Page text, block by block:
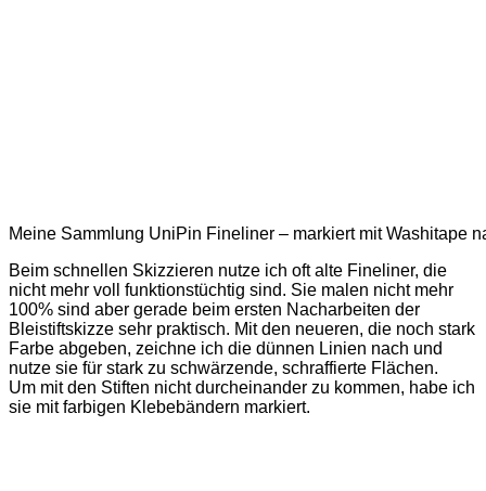
Meine Sammlung UniPin Fineliner – markiert mit Washitape
Beim schnellen Skizzieren nutze ich oft alte Fineliner, die
nicht mehr voll funktionstüchtig sind. Sie malen nicht mehr
100% sind aber gerade beim ersten Nacharbeiten der
Bleistiftskizze sehr praktisch. Mit den neueren, die noch stark
Farbe abgeben, zeichne ich die dünnen Linien nach und
nutze sie für stark zu schwärzende, schraffierte Flächen.
Um mit den Stiften nicht durcheinander zu kommen, habe ich
sie mit farbigen Klebebändern markiert.